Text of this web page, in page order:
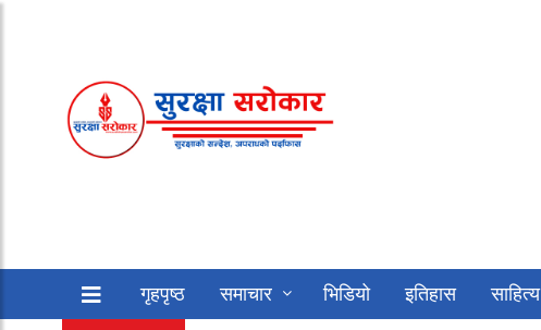
गृहपृष्ठ समाचार भिडियो इतिहास साहित्य